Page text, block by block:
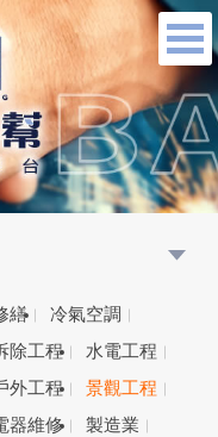
繕
冷氣空調
除工程
水電工程
外工程
景觀工程
器維修
製造業